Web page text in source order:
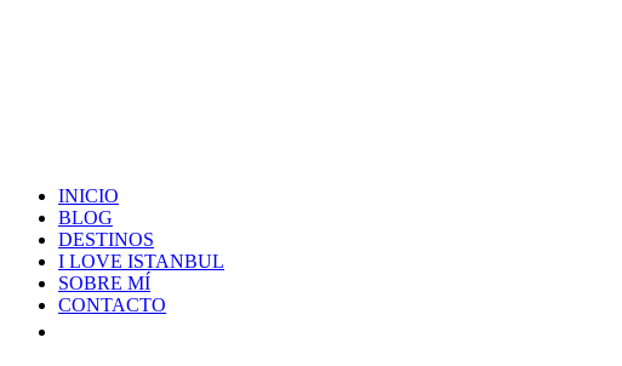
INICIO
BLOG
DESTINOS
I LOVE ISTANBUL
SOBRE MÍ
CONTACTO